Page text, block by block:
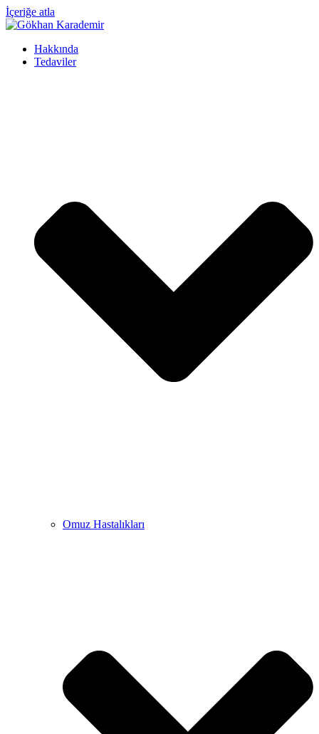
İçeriğe atla
Hakkında
Tedaviler
Omuz Hastalıkları